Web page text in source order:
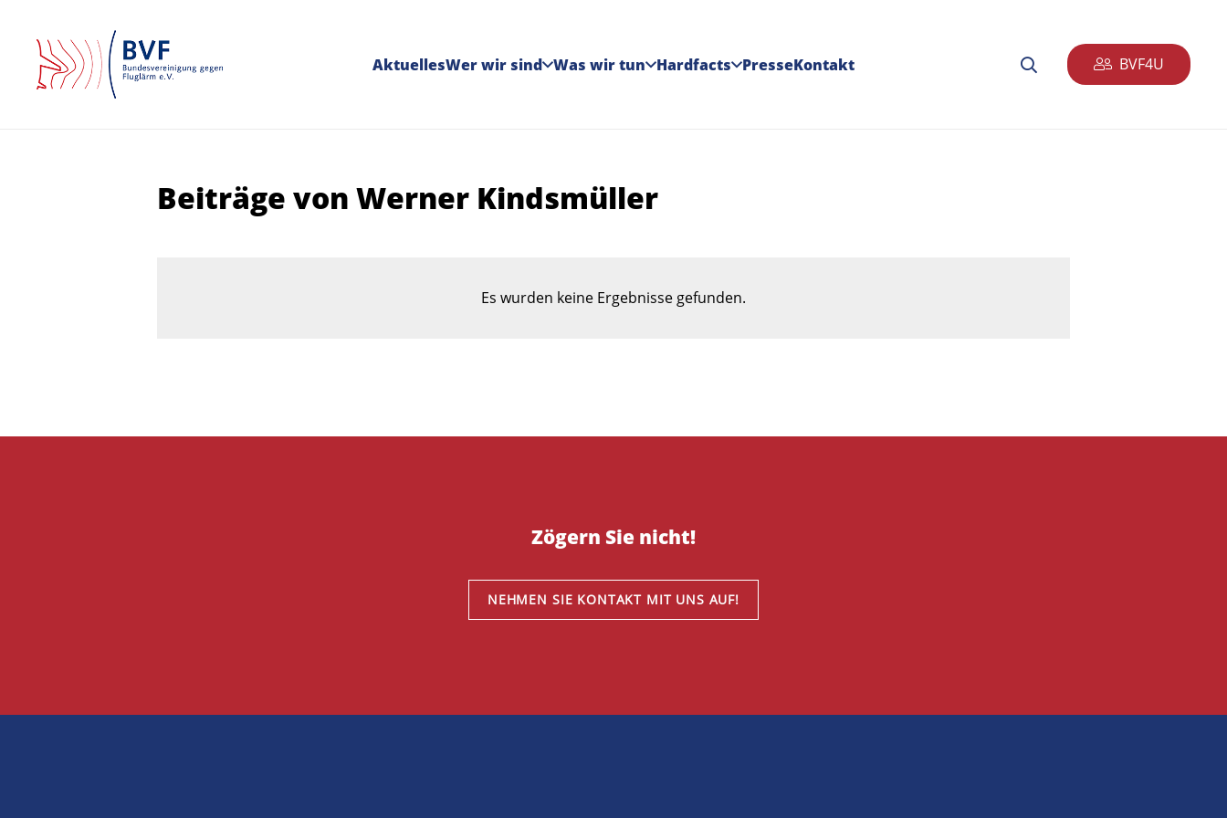
AktuellesWer wir sind Was wir tun Hardfacts PresseKontakt BVF4U
Beiträge von Werner Kindsmüller
Es wurden keine Ergebnisse gefunden.
Zögern Sie nicht!
NEHMEN SIE KONTAKT MIT UNS AUF!